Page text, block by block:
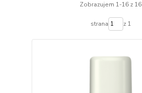
Zobrazujem 1-16 z 16
strana z 1